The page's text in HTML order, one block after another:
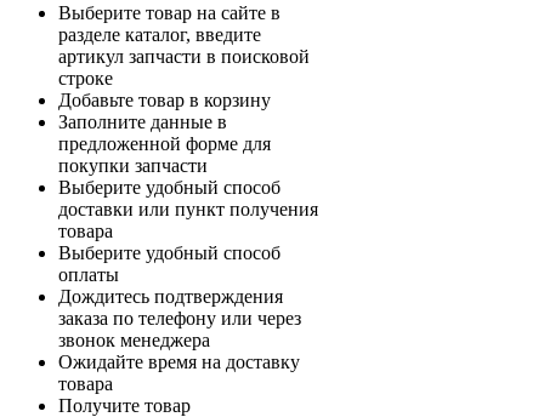
Выберите товар на сайте в
разделе каталог, введите
артикул запчасти в поисковой
строке
Добавьте товар в корзину
Заполните данные в
предложенной форме для
покупки запчасти
Выберите удобный способ
доставки или пункт получения
товара
Выберите удобный способ
оплаты
Дождитесь подтверждения
заказа по телефону или через
звонок менеджера
Ожидайте время на доставку
товара
Получите товар